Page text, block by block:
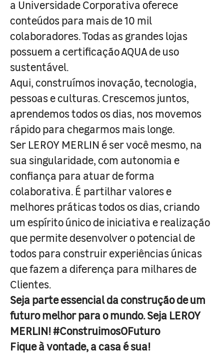
a Universidade Corporativa oferece
conteúdos para mais de 10 mil
colaboradores. Todas as grandes lojas
possuem a certificação AQUA de uso
sustentável.
Aqui, construímos inovação, tecnologia,
pessoas e culturas. Crescemos juntos,
aprendemos todos os dias, nos movemos
rápido para chegarmos mais longe.
Ser LEROY MERLIN é ser você mesmo, na
sua singularidade, com autonomia e
confiança para atuar de forma
colaborativa. É partilhar valores e
melhores práticas todos os dias, criando
um espírito único de iniciativa e realização
que permite desenvolver o potencial de
todos para construir experiências únicas
que fazem a diferença para milhares de
Clientes.
Seja parte essencial da construção de um
futuro melhor para o mundo. Seja LEROY
MERLIN! #ConstruimosOFuturo
Fique à vontade, a casa é sua!